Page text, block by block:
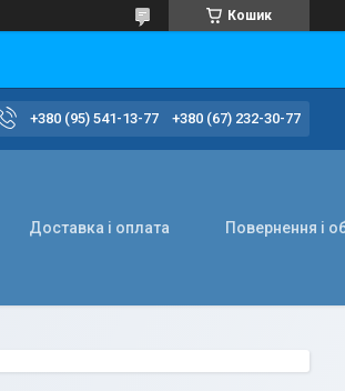
Кошик
+380 (95) 541-13-77 +380 (67) 232-30-77
Доставка і оплата Повернення і